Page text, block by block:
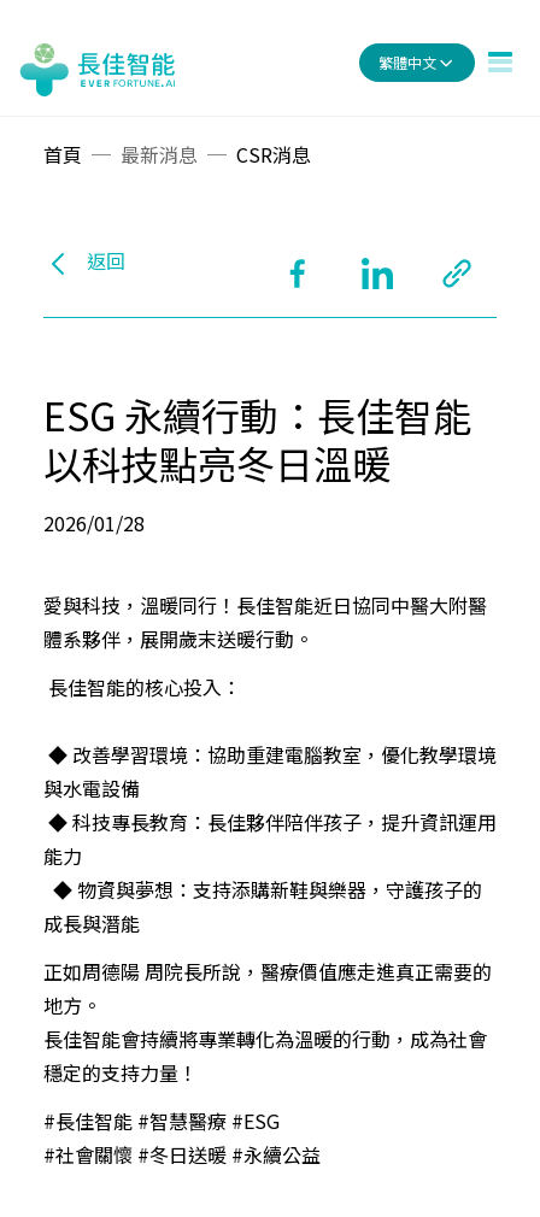
繁體中文
首頁 最新消息 CSR消息
返回
ESG 永續行動：長佳智能
以科技點亮冬日溫暖
2026/01/28
愛與科技，溫暖同行！長佳智能近日協同中醫大附醫
體系夥伴，展開歲末送暖行動。
長佳智能的核心投入：
◆ 改善學習環境：協助重建電腦教室，優化教學環境
與水電設備
◆ 科技專長教育：長佳夥伴陪伴孩子，提升資訊運用
能力
◆ 物資與夢想：支持添購新鞋與樂器，守護孩子的
成長與潛能
正如周德陽 周院長所說，醫療價值應走進真正需要的
地方。
長佳智能會持續將專業轉化為溫暖的行動，成為社會
穩定的支持力量！
#長佳智能 #智慧醫療 #ESG
#社會關懷 #冬日送暖 #永續公益